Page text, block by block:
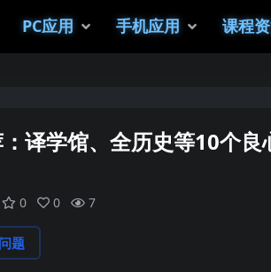
PC应用 手机应用 课程
译学馆、全历史等10个
0 0 7
题